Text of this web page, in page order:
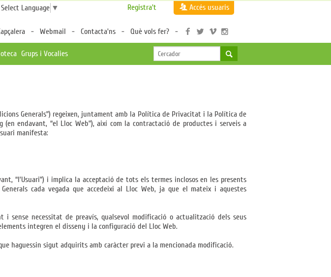
Select Language ▼ Registra't Accés usuaris
Webmail Contacta'ns Què vols fer?
Grups i Vocalies
Generals”) regeixen, juntament amb la Política de Privacitat i la Política de
endavant, “el Lloc Web”), així com la contractació de productes i serveis a
manifesta:
“l’Usuari”) i implica la acceptació de tots els termes inclosos en les presents
cada vegada que accedeixi al Lloc Web, ja que el mateix i aquestes
necessitat de preavís, qualsevol modificació o actualització dels seus
integren el disseny i la configuració del Lloc Web.
haguessin sigut adquirits amb caràcter previ a la mencionada modificació.